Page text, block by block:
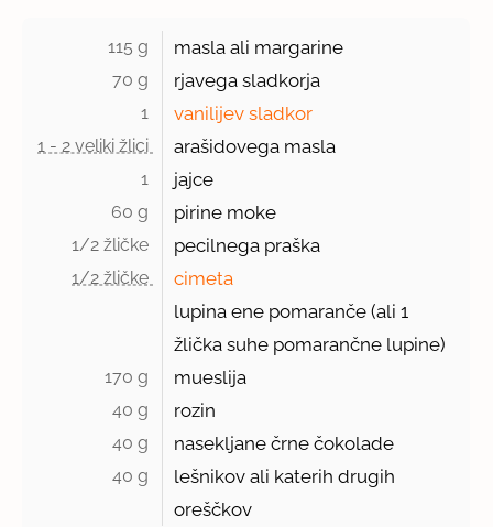
115 g masla ali margarine
70 g rjavega sladkorja
1 vanilijev sladkor
1 - 2 veliki žlici arašidovega masla
1 jajce
60 g pirine moke
1/2 žličke pecilnega praška
1/2 žličke
cimeta
lupina ene pomaranče (ali1
žlička suhe pomarančne lupine)
170 g mueslija
40 g rozin
40 g nasekljane črne čokolade
40 g
lešnikov ali katerih drugih
oreščkov